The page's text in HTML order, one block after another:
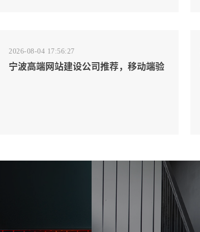
2026-08-04 17:56:27
宁波高端网站建设公司推荐，移动端验